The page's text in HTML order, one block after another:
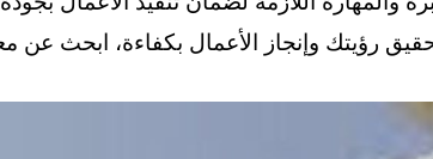
رؤيتك وإنجاز الأعمال بكفاءة، ابحث عن